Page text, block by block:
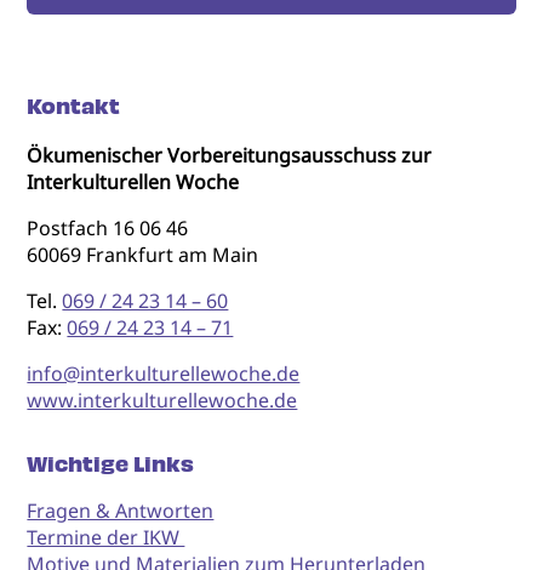
Kontakt
Ökumenischer Vorbereitungsausschuss zur
Interkulturellen Woche
Postfach 16 06 46
60069 Frankfurt am Main
Tel.069 / 24 23 14 – 60
Fax:069 / 24 23 14 – 71
info@interkulturellewoche.de
www.interkulturellewoche.de
Wichtige Links
Fragen & Antworten
Termine der IKW
Motive und Materialien zum Herunterladen